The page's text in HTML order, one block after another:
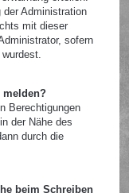
Administration
mit dieser
sofern
melden?
Berechtigungen
der Nähe des
durch die
beim Schreiben